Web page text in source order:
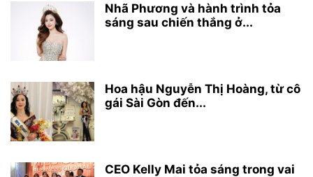
Nhã Phương và hành trình tỏa
sáng sau chiến thắng ở...
Hoa hậu Nguyễn Thị Hoàng, từ cô
gái Sài Gòn đến...
CEO Kelly Mai tỏa sáng trong vai